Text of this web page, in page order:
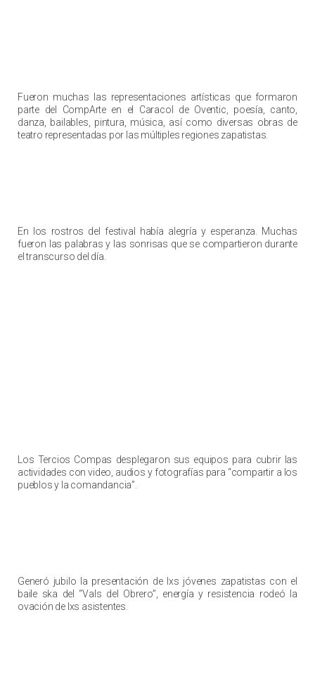
Fueron muchas las representaciones artísticas que formaron
parte del CompArte en el Caracol de Oventic, poesía, canto,
danza, bailables, pintura, música, así como diversas obras de
teatro representadas por las múltiples regiones zapatistas.
En los rostros del festival había alegría y esperanza. Muchas
fueron las palabras y las sonrisas que se compartieron durante
el transcurso del día.
Los Tercios Compas desplegaron sus equipos para cubrir las
actividades con video, audios y fotografías para “compartir a los
pueblos y la comandancia”.
Generó jubilo la presentación de lxs jóvenes zapatistas con el
baile ska del “Vals del Obrero”, energía y resistencia rodeó la
ovación de lxs asistentes.